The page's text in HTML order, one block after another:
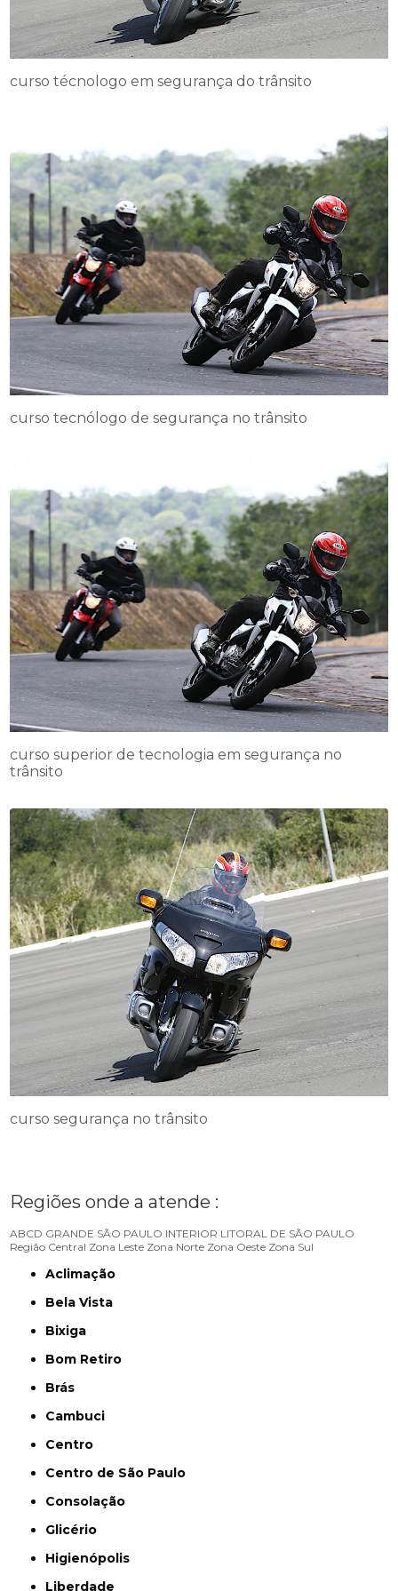
curso técnologo em segurança do trânsito
curso tecnólogo de segurança no trânsito
curso superior de tecnologia em segurança no
trânsito
curso segurança no trânsito
Regiões onde a atende :
ABCD GRANDE SÃO PAULO INTERIOR LITORAL DE SÃO PAULO
Região Central Zona Leste Zona Norte Zona Oeste Zona Sul
Aclimação
Bela Vista
Bixiga
Bom Retiro
Brás
Cambuci
Centro
Centro de São Paulo
Consolação
Glicério
Higienópolis
Liberdade